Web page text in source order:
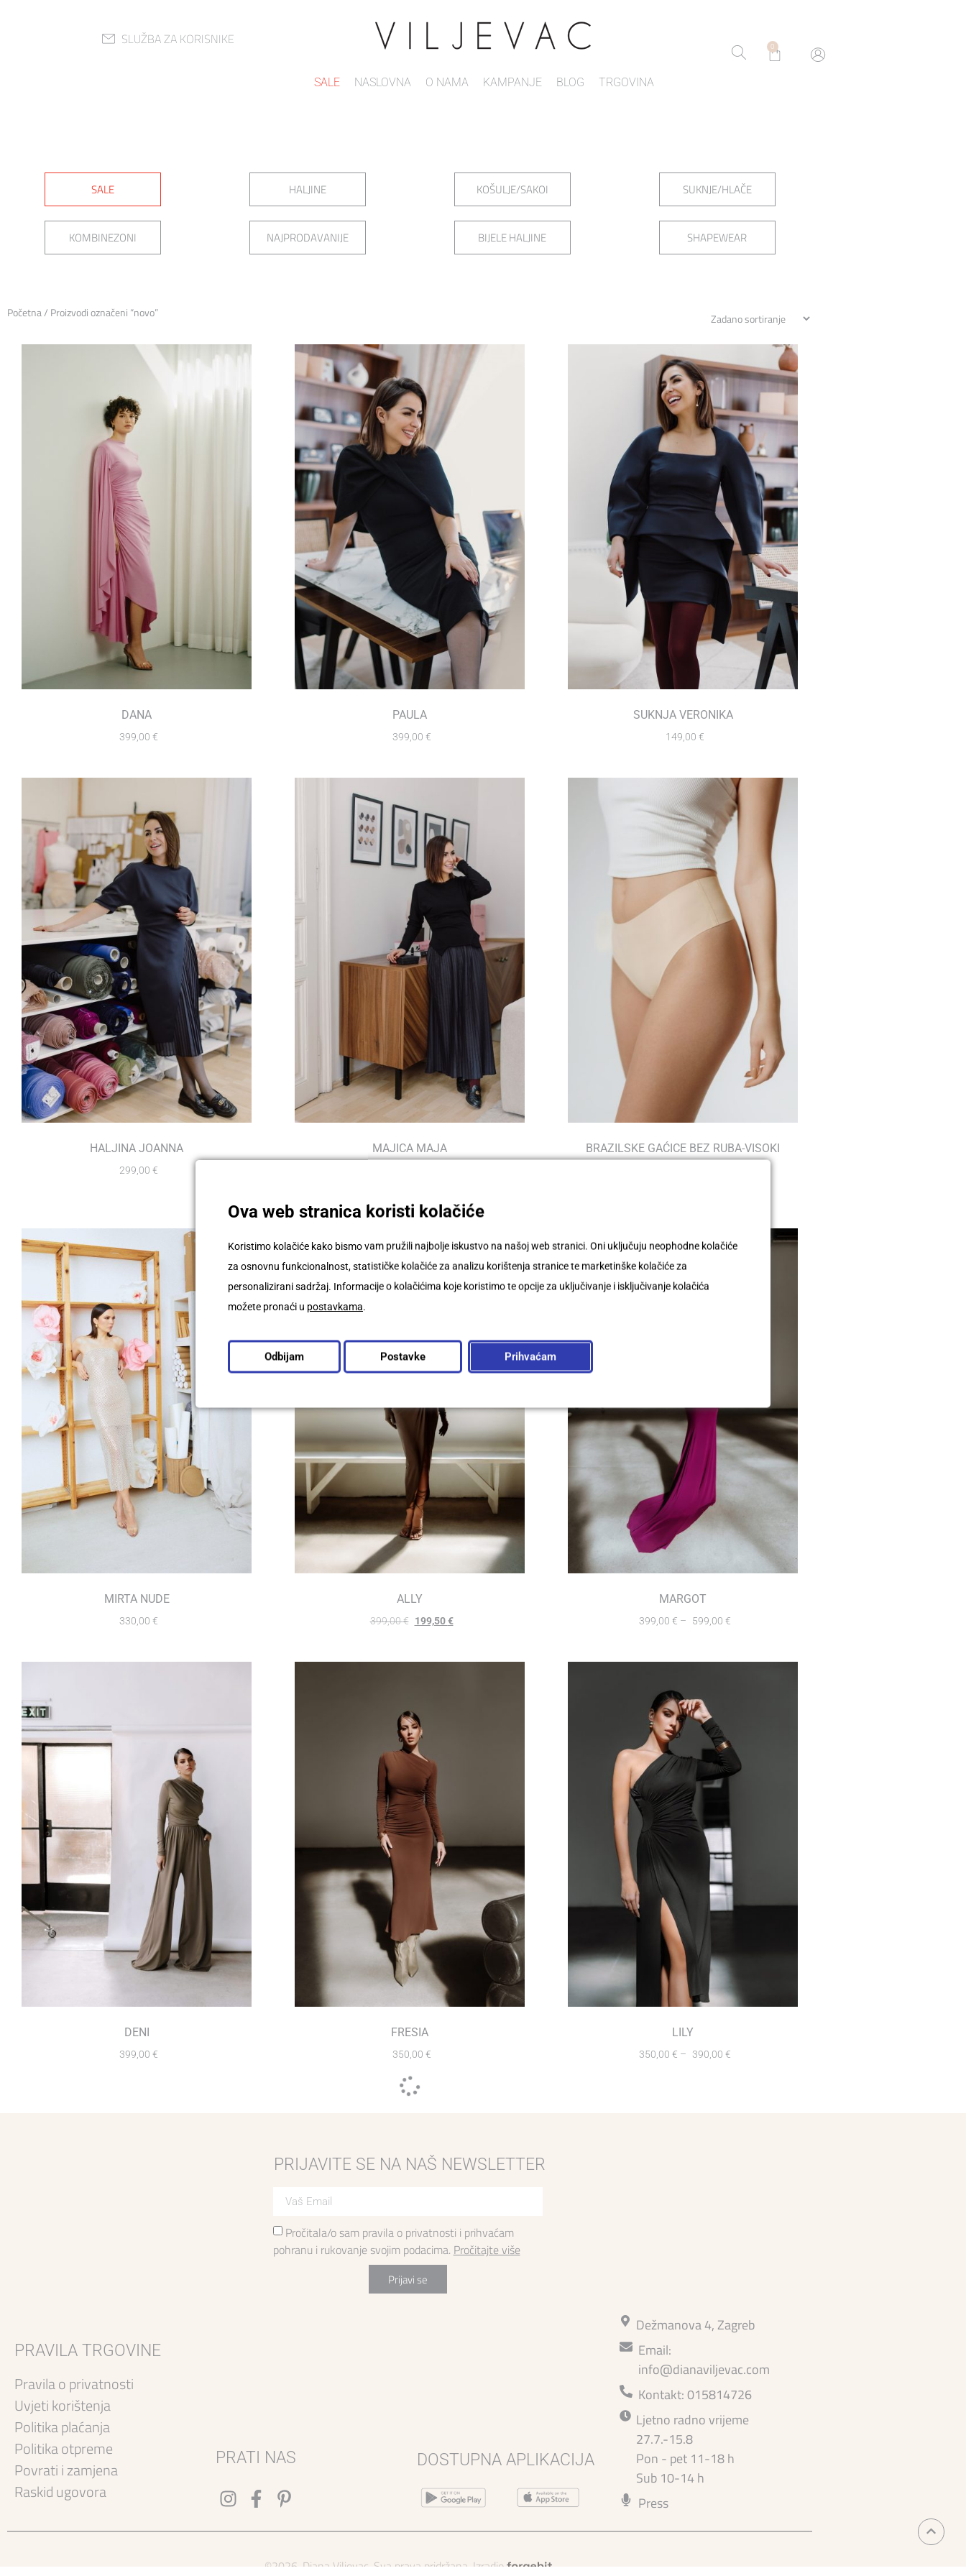
SLUŽBA ZA KORISNIKE
SALE NASLOVNA O NAMA KAMPANJE BLOG TRGOVINA
0
SALE HALJINE KOŠULJE/SAKOI SUKNJE/HLAČE
KOMBINEZONI NAJPRODAVANIJE BIJELE HALJINE SHAPEWEAR
Početna/ Proizvodi označeni “novo”
DANA
399,00 €
PAULA
399,00 €
SUKNJA VERONIKA
149,00 €
HALJINA JOANNA
299,00 €
MAJICA MAJA
BRAZILSKE GAĆICE BEZ RUBA-VISOKI
MIRTA NUDE
330,00 €
ALLY
399,00€ 199,50€
MARGOT
399,00 € – 599,00 €
DENI
399,00 €
FRESIA
350,00 €
LILY
350,00 € – 390,00 €
PEONI LUX MAXI
1.199,00€
MIMOSA
Ova web stranica koristi kolačiće
Koristimo kolačiće kako bismo vam pružili najbolje iskustvo na našoj web stranici. Oni uključuju neophodne kolačiće
za osnovnu funkcionalnost, statističke kolačiće za analizu korištenja stranice te marketinške kolačiće za
personalizirani sadržaj. Informacije o kolačićima koje koristimo te opcije za uključivanje i isključivanje kolačića
možete pronaći u postavkama
Prihvaćam
Odbijam Postavke